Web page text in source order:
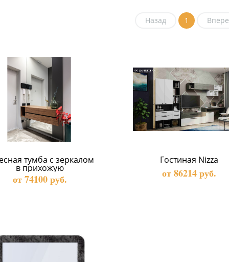
Назад 1
тумба с зеркалом
в прихожую
от 74100 руб.
Гостиная Nizza
от 86214 руб.